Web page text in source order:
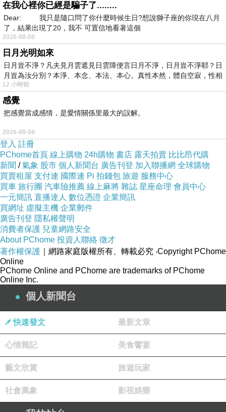
在我心裡你已經是騙子了........
Dear: 我只是隨口問了你什麼時候生日?想說獅子座的你現在八月
了，結果出現了20，我不 可置信地看著這個
2026-08-08
日月光明如來
日月豈不淨？凡夫見月雲遮見日雲障便言日月不淨，日月豈不淨耶？日
月豈為汝分別？本淨、本念、本法、本心。真性本然，體自空寂，性相
12 小時前
感覺
把感覺當成感情，是愛情關係里最大的誤解。
2026-08-08
登入 註冊
PChome首頁 線上購物 24h購物 書店 露天拍賣 比比昂代購
新聞 /氣象 股市 個人新聞台 廣告刊登 加入聯播網 全球購物
買賣租屋 支付連 國際連 Pi 拍錢包 旅遊 服務中心
買車 旅行團 汽車險推薦 線上麻將 雜誌 星座命理 會員中心
一元簡訊 直播達人 數位憑證 企業簡訊
買網址 虛擬主機 企業郵件
廣告刊登 隱私權聲明
消費者保護 兒童網路安全
About PChome 投資人聯絡 徵才
著作權保護 ｜網路家庭版權所有、轉載必究 ‧Copyright PChome
Online
PChome Online and PChome are trademarks of PChome
Online Inc.
個人新聞台
快速發文 最新文章
心情雜記 美食饗宴
藝文欣賞 旅遊玩家
社會萬象 影視娛樂